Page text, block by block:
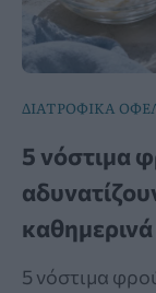
ΔΙΑΤΡΟΦΙΚΑ
5 νόστιμα
καθημερινά
5 νόστιμα